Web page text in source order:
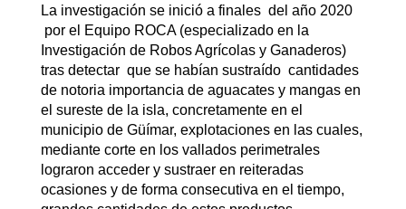
La investigación se inició a finales del año 2020
por el Equipo ROCA (especializado en la
Investigación de Robos Agrícolas y Ganaderos)
tras detectar que se habían sustraído cantidades
de notoria importancia de aguacates y mangas en
el sureste de la isla, concretamente en el
municipio de Güímar, explotaciones en las cuales,
mediante corte en los vallados perimetrales
lograron acceder y sustraer en reiteradas
ocasiones y de forma consecutiva en el tiempo,